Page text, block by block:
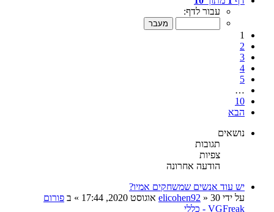
עבור לדף:
1
2
3
4
5
…
10
הבא
נושאים
תגובות
צפיות
הודעה אחרונה
יש עוד אנשים שמשחקים אמיו?
על ידי
elicohen92 » 30 אוגוסט 2020, 17:44 » ב פורום
VGFreak - כללי